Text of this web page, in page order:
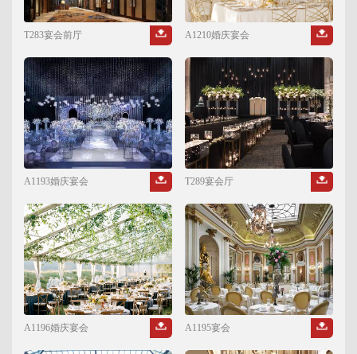
T283宴会前厅 A1210婚庆宴会
A1193婚庆宴会 T289宴会厅
A1196婚庆宴会 A1195宴会